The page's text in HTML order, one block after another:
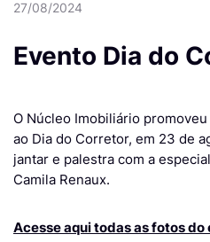
27/08/2024
Evento Dia do
O Núcleo Imobiliário
ao Dia do Corretor, em 23 de
jantar e palestra com a
Camila Renaux.
Acesse aqui todas as fotos do